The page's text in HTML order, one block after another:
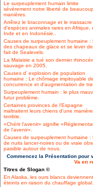
Le surpeuplement humain limite
sévèrement notre liberté de
manières.
Arrêtez le braconnage et le massacre
d'espèces animales rares en Afrique,
Inde et en Indonésie..
Causes de surpeuplement humaine :
des chapeaux de glace et se lever
fait de Sealevels.
La Malaisie a tué son dernier
sauvage en 2005.
Causes d' explosion de population
humaine : Le chômage impitoyable de
concurrence et d'augmentation de
Surpeuplement humain : le plus
futur problème.
Certaines provinces de l'Espagne
maltraitent leurs chiens d'une manière
terrible.
«Chérir l'avenir» signifie
de l'avenir».
Causes de surpeuplement humaine :
de nuits lancer-noires ou de vraie
paisible autour de nous.
Commencez la Présentation pour
Va en
Titres de Slogan ©
En Alaska, les ours blancs deviennent
éteints en raison du chauffage global.